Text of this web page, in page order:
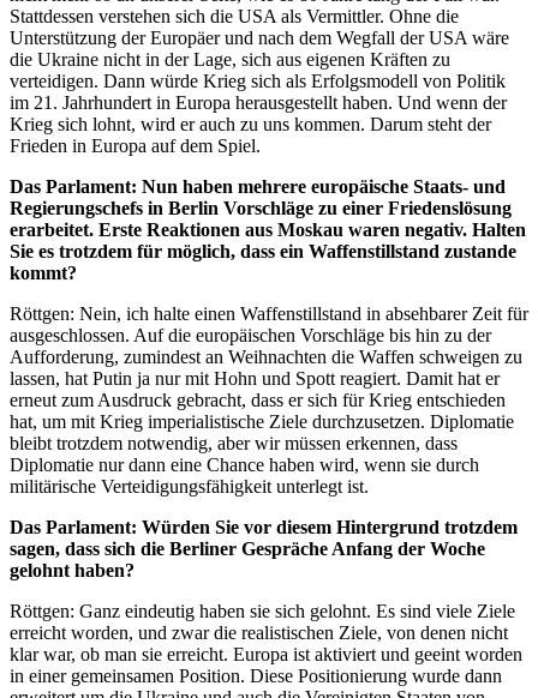
Stattdessen verstehen sich die USA als Vermittler. Ohne die
Unterstützung der Europäer und nach dem Wegfall der USA wäre
die Ukraine nicht in der Lage, sich aus eigenen Kräften zu
verteidigen. Dann würde Krieg sich als Erfolgsmodell von Politik
im 21. Jahrhundert in Europa herausgestellt haben. Und wenn der
Krieg sich lohnt, wird er auch zu uns kommen. Darum steht der
Frieden in Europa auf dem Spiel.
Das Parlament: Nun haben mehrere europäische Staats- und
Regierungschefs in Berlin Vorschläge zu einer Friedenslösung
erarbeitet. Erste Reaktionen aus Moskau waren negativ. Halten
Sie es trotzdem für möglich, dass ein Waffenstillstand zustande
kommt?
Röttgen: Nein, ich halte einen Waffenstillstand in absehbarer Zeit für
ausgeschlossen. Auf die europäischen Vorschläge bis hin zu der
Aufforderung, zumindest an Weihnachten die Waffen schweigen zu
lassen, hat Putin ja nur mit Hohn und Spott reagiert. Damit hat er
erneut zum Ausdruck gebracht, dass er sich für Krieg entschieden
hat, um mit Krieg imperialistische Ziele durchzusetzen. Diplomatie
bleibt trotzdem notwendig, aber wir müssen erkennen, dass
Diplomatie nur dann eine Chance haben wird, wenn sie durch
militärische Verteidigungsfähigkeit unterlegt ist.
Das Parlament: Würden Sie vor diesem Hintergrund trotzdem
sagen, dass sich die Berliner Gespräche Anfang der Woche
gelohnt haben?
Röttgen: Ganz eindeutig haben sie sich gelohnt. Es sind viele Ziele
erreicht worden, und zwar die realistischen Ziele, von denen nicht
klar war, ob man sie erreicht. Europa ist aktiviert und geeint worden
in einer gemeinsamen Position. Diese Positionierung wurde dann